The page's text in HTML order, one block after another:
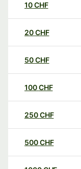
10CHF
20CHF
50CHF
100CHF
250CHF
500CHF